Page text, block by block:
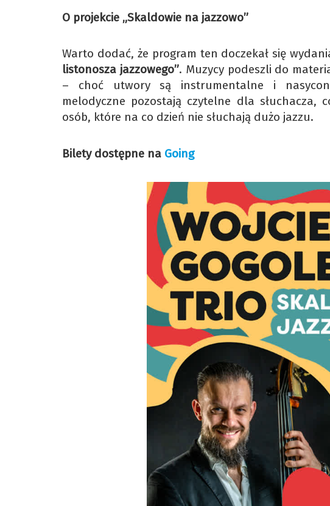
O projekcie „Skaldowie na jazzowo”
Warto dodać, że program ten doczekał się
listonosza jazzowego”. Muzycy podeszli do
– choć utwory są instrumentalne i
melodyczne pozostają czytelne dla
osób, które na co dzień nie słuchają dużo jazzu.
Bilety dostępne na Going